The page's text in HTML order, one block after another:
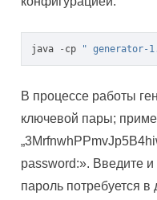
java - cp " generator-
В процессе работы
ключевой пары;
password:». Введите
пароль потребуется